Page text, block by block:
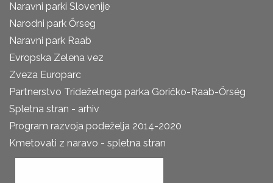
Naravni parki Slovenije
Narodni park Őrseg
Naravni park Raab
Evropska Zelena vez
Zveza Europarc
Partnerstvo Trideželnega parka Goričko-Raab-Őrség
Spletna stran - arhiv
Program razvoja podeželja 2014-2020
Kmetovati z naravo - spletna stran